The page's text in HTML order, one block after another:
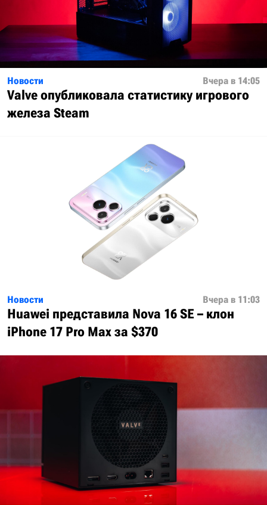
Новости Вчера в 14:05
Valve опубликовала статистику игрового
железа Steam
Новости Вчера в 11:03
Huawei представила Nova 16 SE – клон
iPhone 17 Pro Max за $370